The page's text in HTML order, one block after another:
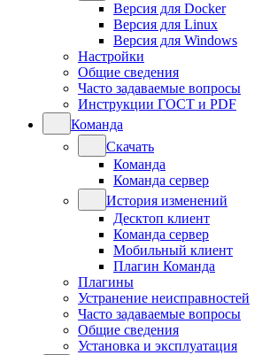
Версия для Docker
Версия для Linux
Версия для Windows
Настройки
Общие сведения
Часто задаваемые вопросы
Инструкции ГОСТ и PDF
Команда
Скачать
Команда
Команда сервер
История изменений
Десктоп клиент
Команда сервер
Мобильный клиент
Плагин Команда
Плагины
Устранение неисправностей
Часто задаваемые вопросы
Общие сведения
Установка и эксплуатация